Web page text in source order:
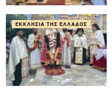
ΕΚΚΛΗΣΊΑ ΤΗΣ ΕΛΛΆΔΟΣ